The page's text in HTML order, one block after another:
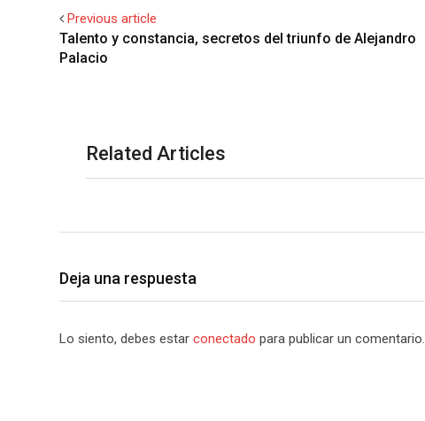
Previous article
Talento y constancia, secretos del triunfo de Alejandro
Palacio
Related Articles
Deja una respuesta
Lo siento, debes estar conectado para publicar un comentario.